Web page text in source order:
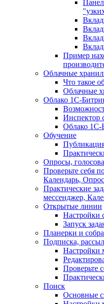
Пример
Облачные
Что такое
Облачные
Облако 1С-
Инспектор
Облако 1С-
Обучение
Опросы,
Проверьте себя
Календарь,
Практические
мессенджер,
Открытые линии
Настройки
Запуск
Планерки и
Подписка,
Настройки
Проверьте
Поиск
Основные